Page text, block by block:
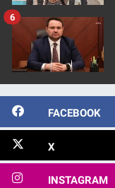
6
FACEBOOK
X
INSTAGRAM